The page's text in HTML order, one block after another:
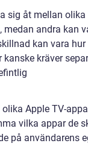
sig åt mellan olika
andra kan
kan vara hur
kräver
Apple TV-
vilka appar de
på användarens